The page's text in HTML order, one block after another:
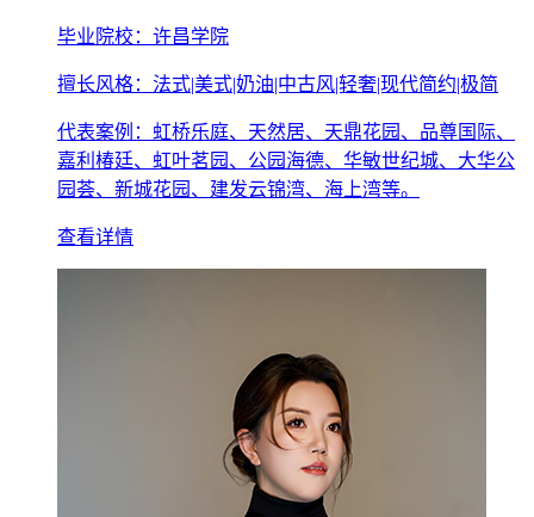
毕业院校：许昌学院
擅长风格：法式|美式|奶油|中古风|轻奢|现代简约|极简
代表案例：虹桥乐庭、天然居、天鼎花园、品尊国际、
嘉利椿廷、虹叶茗园、公园海德、华敏世纪城、大华公
园荟、新城花园、建发云锦湾、海上湾等。
查看详情